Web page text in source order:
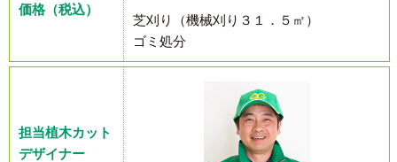
価格（税込）
芝刈り（機械刈り３１．５㎡）
ゴミ処分
担当植木カット
デザイナー